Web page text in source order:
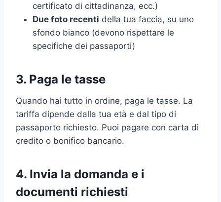
certificato di cittadinanza, ecc.)
Due foto recenti della tua faccia, su uno
sfondo bianco (devono rispettare le
specifiche dei passaporti)
3. Paga le tasse
Quando hai tutto in ordine, paga le tasse. La
tariffa dipende dalla tua età e dal tipo di
passaporto richiesto. Puoi pagare con carta di
credito o bonifico bancario.
4. Invia la domanda e i
documenti richiesti